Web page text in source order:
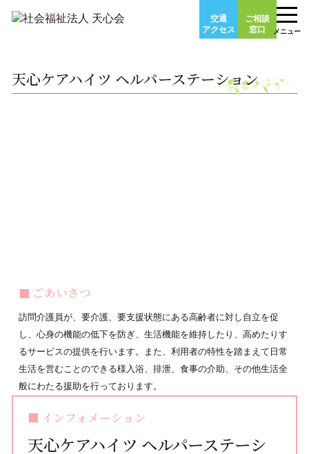
交通
アクセス
ご相談
窓口
メニュー
天心ケアハイツ ヘルパーステーション
ごあいさつ
訪問介護員が、要介護、要支援状態にある高齢者に対し自立を促
し、心身の機能の低下を防ぎ、生活機能を維持したり、高めたりす
るサービスの提供を行います。また、利用者の特性を踏まえて日常
生活を営むことのできる様入浴、排泄、食事の介助、その他生活全
般にわたる援助を行っております。
インフォメーション
天心ケアハイツ ヘルパーステーシ